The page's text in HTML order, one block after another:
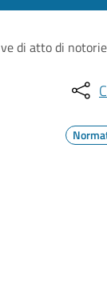
di atto di